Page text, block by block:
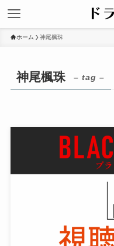
ホーム 神尾楓珠
神尾楓珠 – tag –